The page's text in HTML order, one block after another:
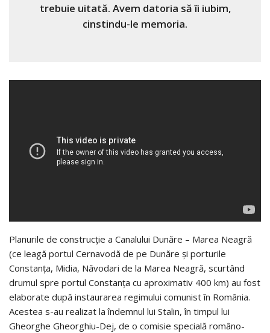
trebuie uitată. Avem datoria să îi iubim,
cinstindu-le memoria.
Planurile de construcţie a Canalului Du­năre – Marea Neagră
(ce leagă portul Cernavodă de pe Dunăre și porturile
Constanța, Midia, Năvodari de la Marea Neagră, scurtând
drumul spre portul Constanța cu aproximativ 400 km) au fost
elaborate după instaurarea regimului comunist în România.
Acestea s-au realizat la îndemnul lui Stalin, în timpul lui
Gheorghe Gheorghiu-Dej, de o comisie specială româno-